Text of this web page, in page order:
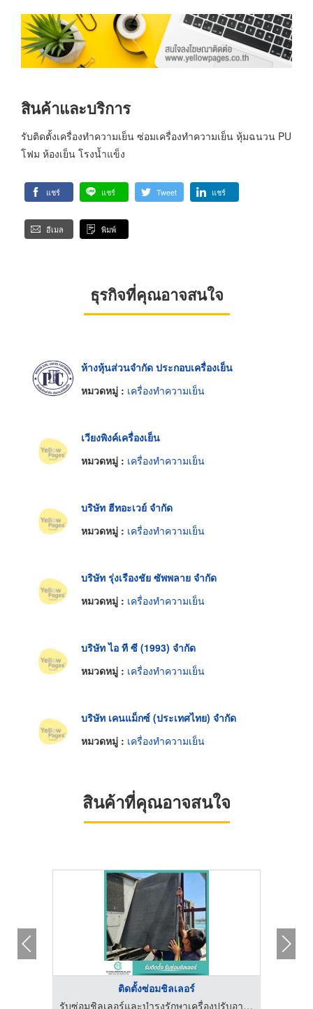
สินค้าและบริการ
รับติดตั้งเครื่องทำความเย็น ซ่อมเครื่องทำความเย็น หุ้มฉนวน PU
โฟม ห้องเย็น โรงน้ำแข็ง
แชร์ แชร์ Tweet แชร์
อีเมล พิมพ์
ธุรกิจที่คุณอาจสนใจ
ห้างหุ้นส่วนจำกัด ประกอบเครื่องเย็น
หมวดหมู่ : เครื่องทำความเย็น
เวียงพิงค์เครื่องเย็น
หมวดหมู่ : เครื่องทำความเย็น
บริษัท ฮีทอะเวย์ จำกัด
หมวดหมู่ : เครื่องทำความเย็น
บริษัท รุ่งเรืองชัย ซัพพลาย จำกัด
หมวดหมู่ : เครื่องทำความเย็น
บริษัท ไอ ที ซี (1993) จำกัด
หมวดหมู่ : เครื่องทำความเย็น
บริษัท เคนแม็กซ์ (ประเทศไทย) จำกัด
หมวดหมู่ : เครื่องทำความเย็น
สินค้าที่คุณอาจสนใจ
ติดตั้งซ่อมชิลเลอร์
รับซ่อมชิลเลอร์และบำรุงรักษาเครื่องปรับอากาศ - T.S Cool Services